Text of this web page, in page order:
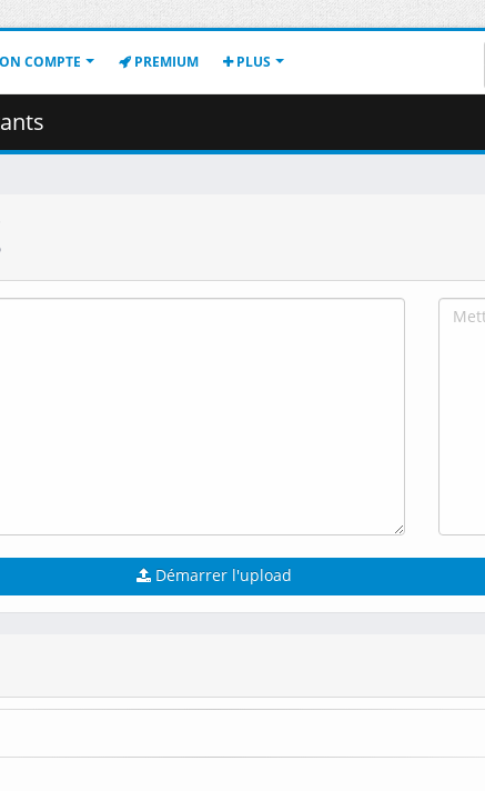
COMPTE PREMIUM PLUS
Démarrer l'upload